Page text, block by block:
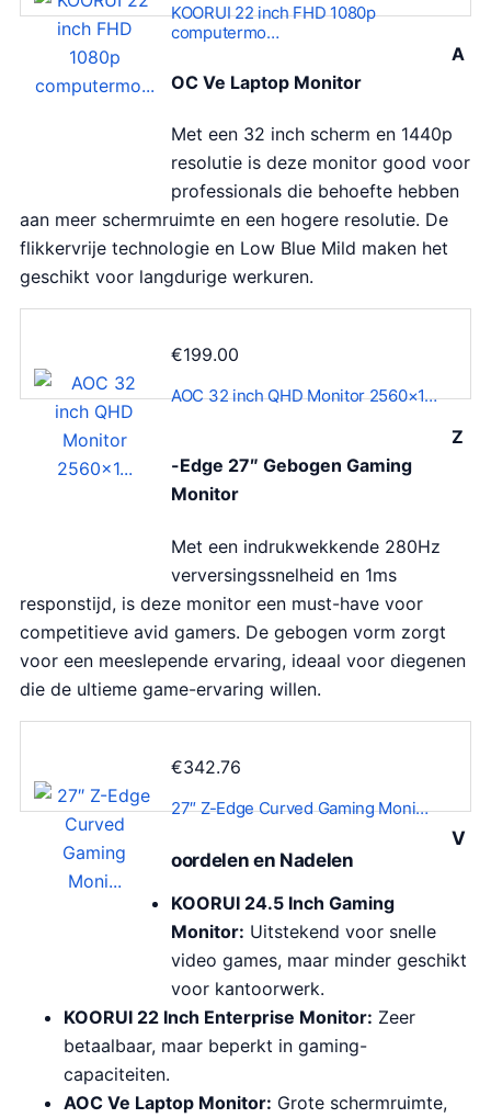
KOORUI 22 inch FHD 1080p
computermo…
A
OC Ve Laptop Monitor
Met een 32 inch scherm en 1440p
resolutie is deze monitor good voor
professionals die behoefte hebben
aan meer schermruimte en een hogere resolutie. De
flikkervrije technologie en Low Blue Mild maken het
geschikt voor langdurige werkuren.
€199.00
AOC 32 inch QHD Monitor 2560×1…
Z
-Edge 27″ Gebogen Gaming
Monitor
Met een indrukwekkende 280Hz
verversingssnelheid en 1ms
responstijd, is deze monitor een must-have voor
competitieve avid gamers. De gebogen vorm zorgt
voor een meeslepende ervaring, ideaal voor diegenen
die de ultieme game-ervaring willen.
€342.76
27″ Z-Edge Curved Gaming Moni…
V
oordelen en Nadelen
KOORUI 24.5 Inch Gaming
Monitor: Uitstekend voor snelle
video games, maar minder geschikt
voor kantoorwerk.
KOORUI 22 Inch Enterprise Monitor: Zeer
betaalbaar, maar beperkt in gaming-
capaciteiten.
AOC Ve Laptop Monitor: Grote schermruimte,